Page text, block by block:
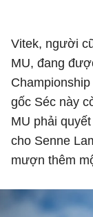
Vitek, người
MU, đang
gốc Séc này
MU phải
cho Senne
mượn thêm